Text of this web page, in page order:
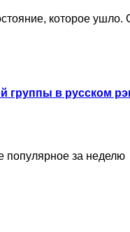
которое
группы в русском
популярное за неделю